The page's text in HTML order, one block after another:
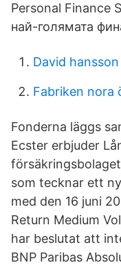
Personal Finance
най-голямата
David
Fabriken nora
Fonderna läggs
Ecster erbjuder
som tecknar ett
med den 16 juni
Return Medium
har beslutat att
BNP Paribas